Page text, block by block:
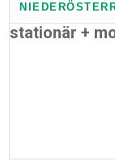
stationär +